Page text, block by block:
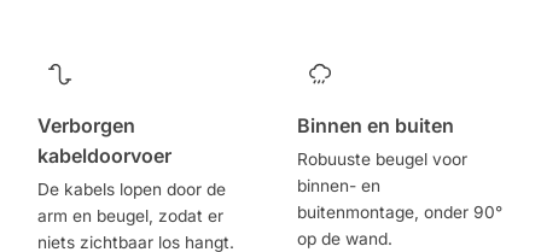
Verborgen
kabeldoorvoer
De kabels lopen door de
arm en beugel, zodat er
niets zichtbaar los hangt.
Binnen en buiten
Robuuste beugel voor
binnen- en
buitenmontage, onder 90°
op de wand.